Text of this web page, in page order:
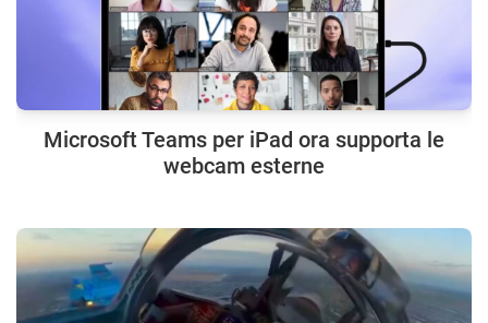
Microsoft Teams per iPad ora supporta le
webcam esterne